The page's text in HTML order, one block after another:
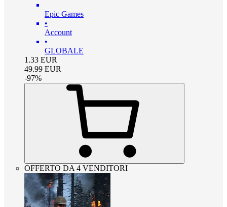
Epic Games
•
Account
•
GLOBALE
1.33 EUR
49.99 EUR
-97%
OFFERTO DA 4 VENDITORI